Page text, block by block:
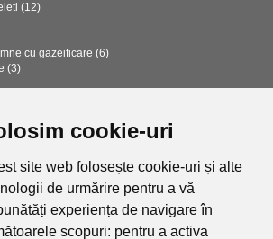
cookie-uri
site web folosește cookie-uri și alte
de urmărire pentru a vă
experiența de navigare în
scopuri: pentru a activa
(12)
cu gazeificare (6)
(3)
(2)
(2)
Vezi toate intrebarile si raspunsurile